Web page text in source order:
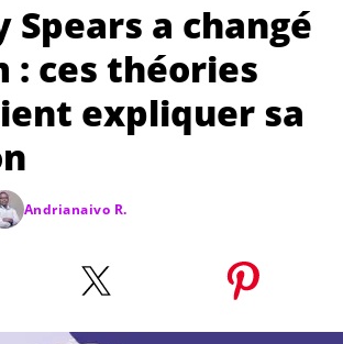
Spears a changé
: ces théories
expliquer sa
Andrianaivo R.